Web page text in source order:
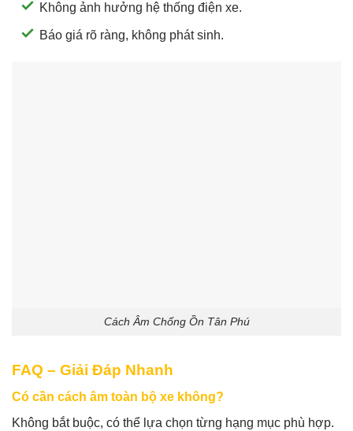
Không ảnh hưởng hệ thống điện xe.
Báo giá rõ ràng, không phát sinh.
Cách Âm Chống Ồn Tân Phú
FAQ – Giải Đáp Nhanh
Có cần cách âm toàn bộ xe không?
Không bắt buộc, có thể lựa chọn từng hạng mục phù hợp.